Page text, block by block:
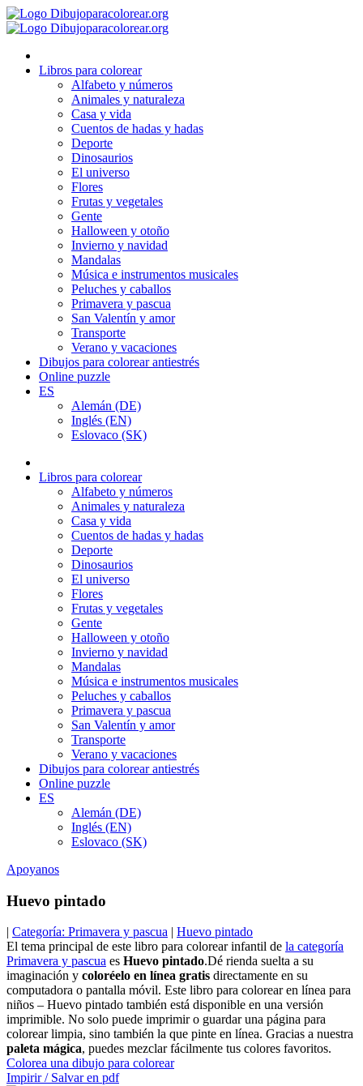
Ir
al
Libros para colorear
Alfabeto y números
Animales y naturaleza
Casa y vida
Cuentos de hadas y hadas
Deporte
Dinosaurios
El universo
Flores
Frutas y vegetales
Gente
Halloween y otoño
Invierno y navidad
Mandalas
Música e instrumentos musicales
Peluches y caballos
Primavera y pascua
San Valentín y amor
Transporte
Verano y vacaciones
Dibujos para colorear antiestrés
Online puzzle
ES
Alemán (DE)
Inglés (EN)
Eslovaco (SK)
Libros para colorear
Alfabeto y números
Animales y naturaleza
Casa y vida
Cuentos de hadas y hadas
Deporte
Dinosaurios
El universo
Flores
Frutas y vegetales
Gente
Halloween y otoño
Invierno y navidad
Mandalas
Música e instrumentos musicales
Peluches y caballos
Primavera y pascua
San Valentín y amor
Transporte
Verano y vacaciones
Dibujos para colorear antiestrés
Online puzzle
ES
Alemán (DE)
Inglés (EN)
Eslovaco (SK)
Apoyanos
Huevo pintado
| Categoría: Primavera y pascua | Huevo pintado
El tema principal de este libro para colorear infantil de la categoría
Primavera y pascua es Huevo pintado.Dé rienda suelta a su
imaginación y coloréelo en línea gratis directamente en su
computadora o pantalla móvil. Este libro para colorear en línea para
niños – Huevo pintado también está disponible en una versión
imprimible. No solo puede imprimir o guardar una página para
colorear limpia, sino también la que pinte en línea. Gracias a nuestra
paleta mágica, puedes mezclar fácilmente tus colores favoritos.
Colorea una dibujo para colorear
Impirir / Salvar en pdf